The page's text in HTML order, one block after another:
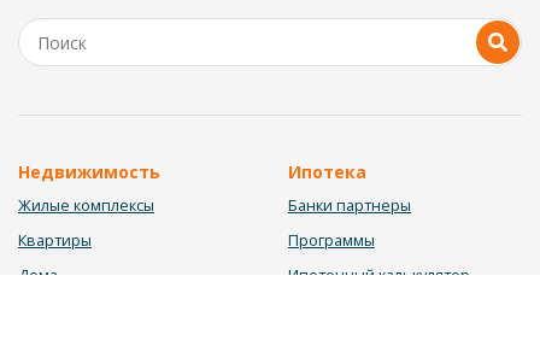
Недвижимость
Жилые комплексы
Квартиры
Дома
Ипотека
Банки партнеры
Программы
Ипотечный калькулятор